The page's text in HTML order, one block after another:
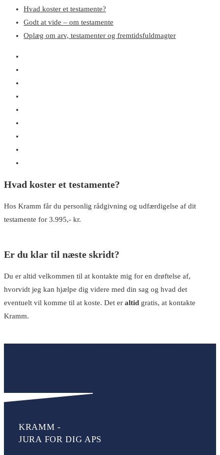
Hvad koster et testamente?
Godt at vide – om testamente
Oplæg om arv, testamenter og fremtidsfuldmagter
Hvad koster et testamente?
Hos Kramm får du personlig rådgivning og udfærdigelse af dit
testamente for 3.995,- kr.
Er du klar til næste skridt?
Du er altid velkommen til at kontakte mig for en drøftelse af,
hvorvidt jeg kan hjælpe dig videre med din sag og hvad det
eventuelt vil komme til at koste. Det er altid gratis, at kontakte
Kramm.
KRAMM -
JURA FOR DIG APS